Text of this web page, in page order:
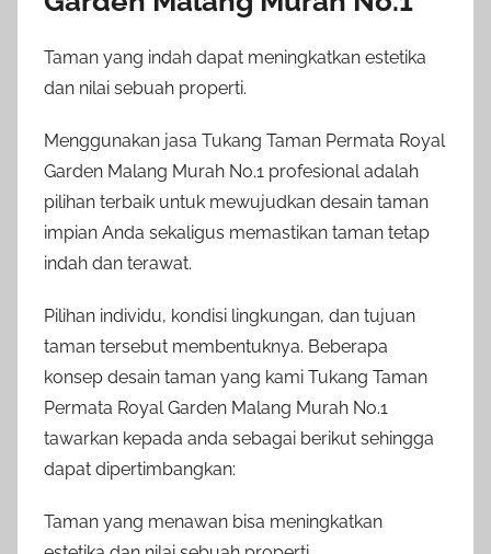
Taman yang indah dapat meningkatkan estetika
dan nilai sebuah properti.
Menggunakan jasa Tukang Taman Permata Royal
Garden Malang Murah No.1 profesional adalah
pilihan terbaik untuk mewujudkan desain taman
impian Anda sekaligus memastikan taman tetap
indah dan terawat.
Pilihan individu, kondisi lingkungan, dan tujuan
taman tersebut membentuknya. Beberapa
konsep desain taman yang kami Tukang Taman
Permata Royal Garden Malang Murah No.1
tawarkan kepada anda sebagai berikut sehingga
dapat dipertimbangkan:
Taman yang menawan bisa meningkatkan